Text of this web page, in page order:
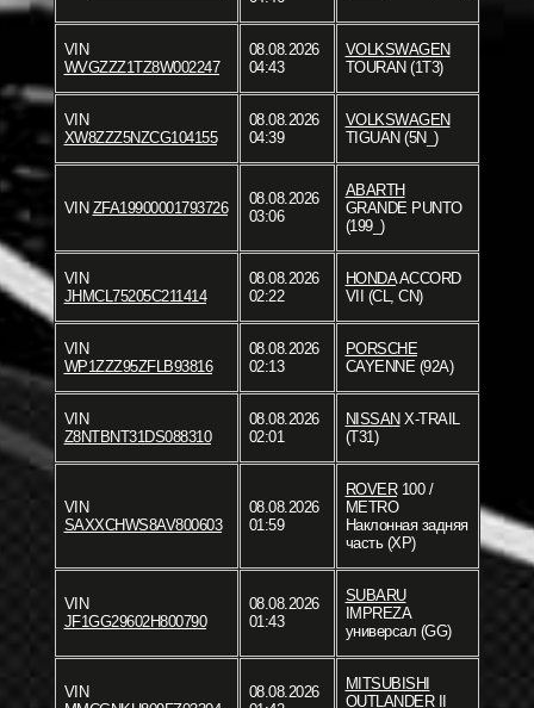
VIN
WVGZZZ1TZ8W002247
08.08.2026
04:43
VOLKSWAGEN
TOURAN (1T3)
VIN
XW8ZZZ5NZCG104155
08.08.2026
04:39
VOLKSWAGEN
TIGUAN (5N_)
VIN ZFA19900001793726
08.08.2026
03:06
ABARTH
GRANDE PUNTO
(199_)
VIN
JHMCL75205C211414
08.08.2026
02:22
HONDAACCORD
VII (CL, CN)
VIN
WP1ZZZ95ZFLB93816
08.08.2026
02:13
PORSCHE
CAYENNE (92A)
VIN
Z8NTBNT31DS088310
08.08.2026
02:01
NISSAN X-TRAIL
(T31)
VIN
SAXXCHWS8AV800603
08.08.2026
01:59
ROVER100 /
METRO
Наклонная задняя
часть (XP)
VIN
JF1GG29602H800790
08.08.2026
01:43
SUBARU
IMPREZA
универсал (GG)
VIN
08.08.2026
MITSUBISHI
OUTLANDER II